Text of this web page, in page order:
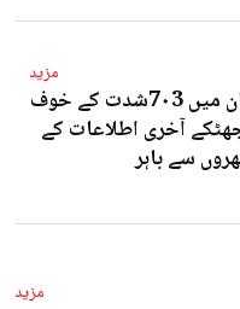
مزید
نیوز الرٹ جاپان میں 7۰3شدت کے خوف
آخری اطلاعات کے
سے باہر
مزید